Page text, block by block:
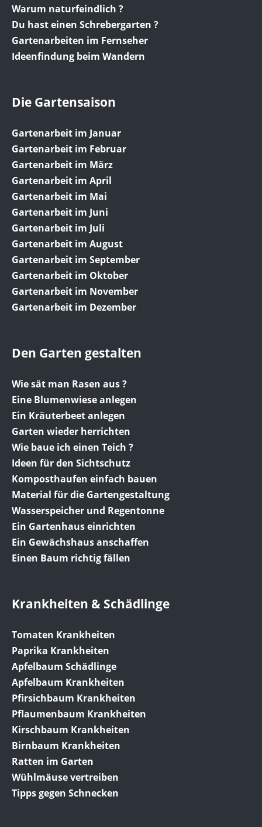
Warum naturfeindlich ?
Du hast einen Schrebergarten ?
Gartenarbeiten im Fernseher
Ideenfindung beim Wandern
Die Gartensaison
Gartenarbeit im Januar
Gartenarbeit im Februar
Gartenarbeit im März
Gartenarbeit im April
Gartenarbeit im Mai
Gartenarbeit im Juni
Gartenarbeit im Juli
Gartenarbeit im August
Gartenarbeit im September
Gartenarbeit im Oktober
Gartenarbeit im November
Gartenarbeit im Dezember
Den Garten gestalten
Wie sät man Rasen aus ?
Eine Blumenwiese anlegen
Ein Kräuterbeet anlegen
Garten wieder herrichten
Wie baue ich einen Teich ?
Ideen für den Sichtschutz
Komposthaufen einfach bauen
Material für die Gartengestaltung
Wasserspeicher und Regentonne
Ein Gartenhaus einrichten
Ein Gewächshaus anschaffen
Einen Baum richtig fällen
Krankheiten & Schädlinge
Tomaten Krankheiten
Paprika Krankheiten
Apfelbaum Schädlinge
Apfelbaum Krankheiten
Pfirsichbaum Krankheiten
Pflaumenbaum Krankheiten
Kirschbaum Krankheiten
Birnbaum Krankheiten
Ratten im Garten
Wühlmäuse vertreiben
Tipps gegen Schnecken